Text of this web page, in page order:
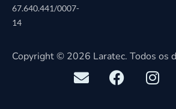
67.640.441/0007-
14
Copyright © 2026 Laratec. Todos os